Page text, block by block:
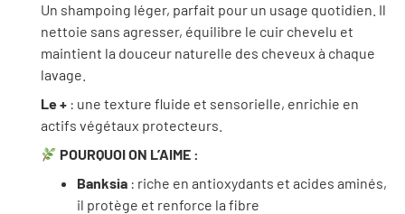
Un shampoing léger, parfait pour un usage quotidien. Il
nettoie sans agresser, équilibre le cuir chevelu et
maintient la douceur naturelle des cheveux à chaque
lavage.
Le + : une texture fluide et sensorielle, enrichie en
actifs végétaux protecteurs.
POURQUOI ON L’AIME :
Banksia : riche en antioxydants et acides aminés,
il protège et renforce la fibre